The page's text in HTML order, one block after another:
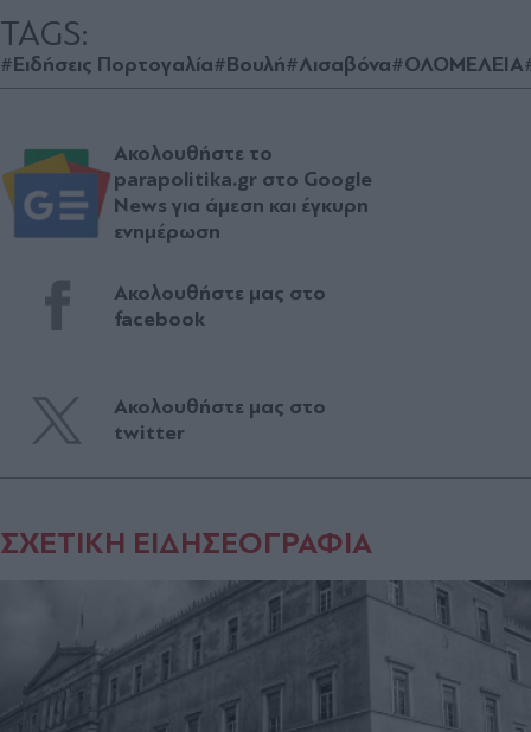
TAGS:
#Ειδήσεις Πορτογαλία#Βουλή#Λισαβόνα#ΟΛΟΜΕΛΕΙΑ
Ακολουθήστε το
parapolitika.gr στο Google
News για άμεση και έγκυρη
ενημέρωση
Ακολουθήστε μας στο
facebook
Ακολουθήστε μας στο
twitter
ΣΧΕΤΙΚΗ ΕΙΔΗΣΕΟΓΡΑΦΙΑ